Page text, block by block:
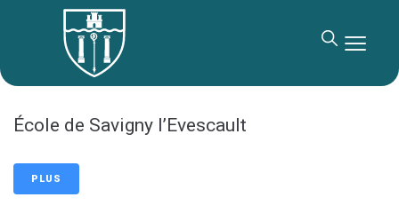
École de Savigny l’Evescault
PLUS